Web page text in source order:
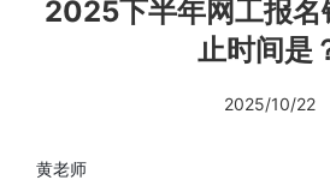
2025下半年网工报名
止时间是
2025/10/22
黄老师